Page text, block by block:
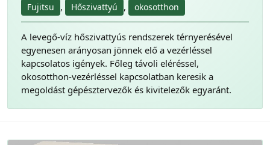
Fujitsu , Hőszivattyú , okosotthon
A levegő-víz hőszivattyús rendszerek térnyerésével
egyenesen arányosan jönnek elő a vezérléssel
kapcsolatos igények. Főleg távoli eléréssel,
okosotthon-vezérléssel kapcsolatban keresik a
megoldást gépésztervezők és kivitelezők egyaránt.